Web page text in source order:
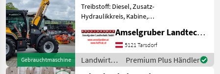
Gebrauchtmaschine
Treibstoff: Diesel, Zusatz-
Hydraulikkreis, Kabine,
Schnellwechselrahmen,
Klimaanlage, hydr.
Geräteverriegelung DIECI
Teleskop-Radlader Agri
Amselgruber Landtechnik GmbH
5121 Tarsdorf
Landwirtsch.
Motorfahrzeuge
Premium Plus Händler